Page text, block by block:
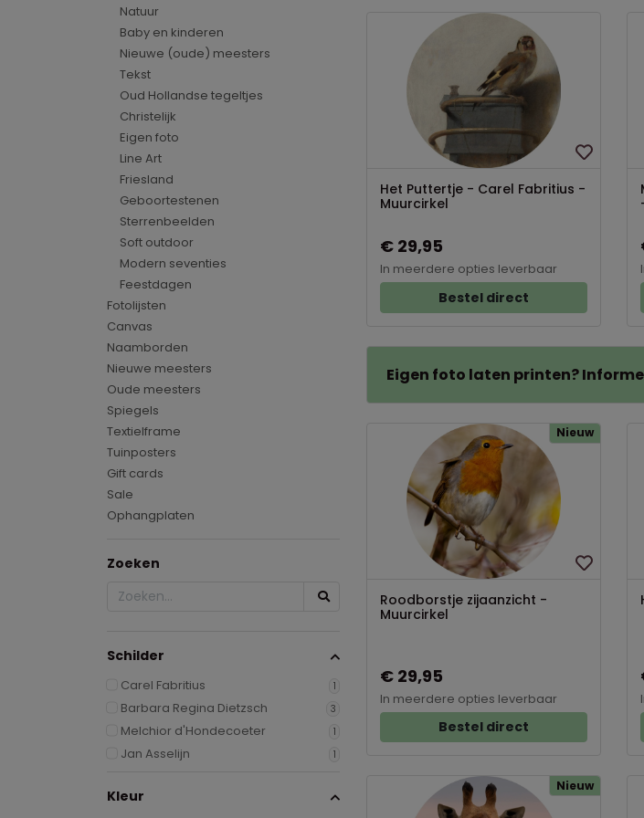
Het Puttertje - Carel Fabritius -
Muurcirkel
€ 29,95
In meerdere opties leverbaar
Bestel direct
Eigen foto laten printen?
Nieuw
Roodborstje zijaanzicht -
Muurcirkel
€ 29,95
In meerdere opties leverbaar
Bestel direct
Nieuw
Natuur
Baby en kinderen
Nieuwe (oude) meesters
Tekst
Oud Hollandse tegeltjes
Christelijk
Eigen foto
Line Art
Friesland
Geboortestenen
Sterrenbeelden
Soft outdoor
Modern seventies
Feestdagen
Fotolijsten
Canvas
Naamborden
Nieuwe meesters
Oude meesters
Spiegels
Textielframe
Tuinposters
Gift cards
Sale
Ophangplaten
Zoeken
Schilder
Carel Fabritius 1
Barbara Regina Dietzsch 3
Melchior d'Hondecoeter 1
Jan Asselijn 1
Kleur